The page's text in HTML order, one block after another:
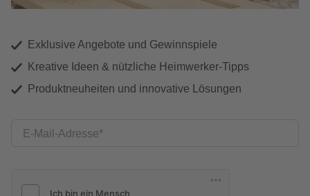
Exklusive Angebote und Gewinnspiele
Kreative Ideen & nützliche Heimwerker-Tipps
Produktneuheiten und innovative Lösungen
E-Mail-Adresse